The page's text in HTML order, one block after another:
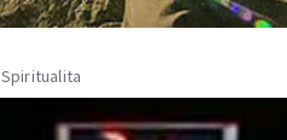
Spiritualita